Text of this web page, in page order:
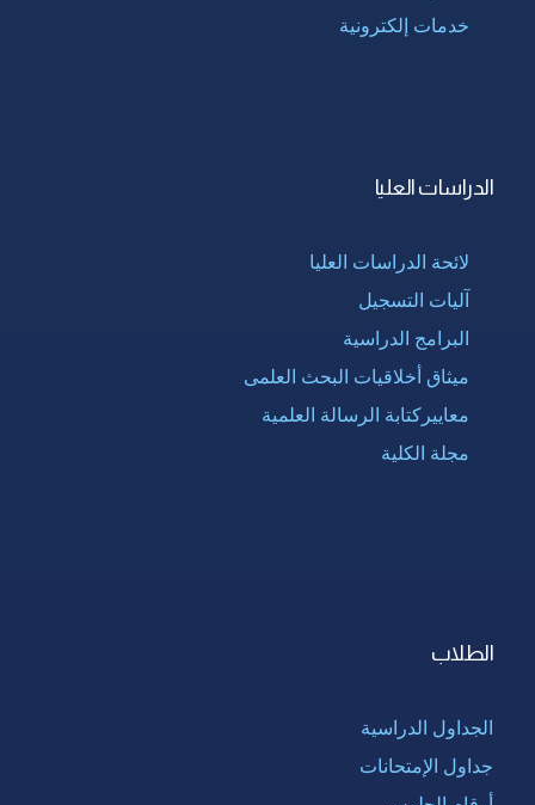
خدمات إلكترونية
الدراسات العليا
لائحة الدراسات العليا
آليات التسجيل
البرامج الدراسية
ميثاق أخلاقيات البحث العلمى
معاييركتابة الرسالة العلمية
مجلة الكلية
الطلاب
الجداول الدراسية
جداول الإمتحانات